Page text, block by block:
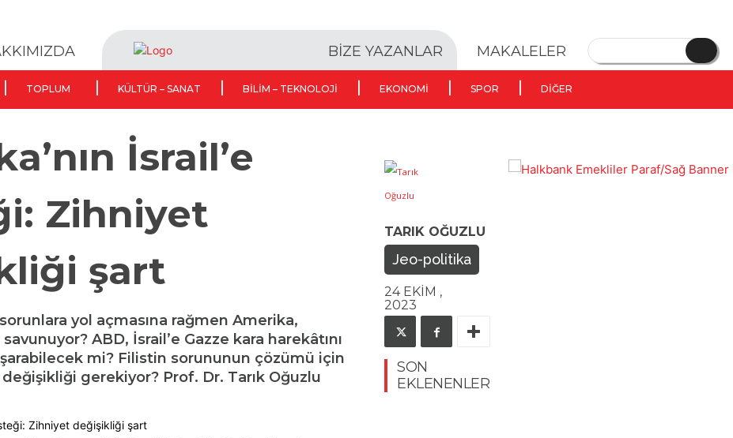
BİZE YAZANLAR MAKALELER
TOPLUM KÜLTÜR – SANAT BILIM – TEKNOLOJI EKONOMI SPOR DIĞER
İsrail’e
Zihniyet
şart
yol açmasına rağmen Amerika,
ABD, İsrail’e Gazze kara harekâtını
mi? Filistin sorununun çözümü için
gerekiyor? Prof. Dr. Tarık Oğuzlu
TARIK OĞUZLU
Jeo-politika
24 EKIM ,
2023
SON
EKLENENLER